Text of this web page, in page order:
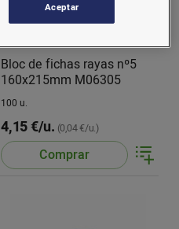
Bloc de fichas rayas nº5
160x215mm M06305
100 u.
4,15 €/u. (0,04 €/u.)
Comprar
Aceptar